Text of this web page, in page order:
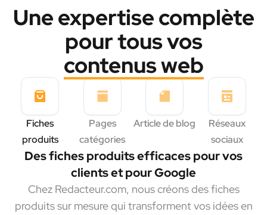
Une expertise complète
pour tous vos
contenus web
Fiches
produits
Pages
catégories
Article de blog
Réseaux
sociaux
Des fiches produits efficaces pour vos
clients et pour Google
Chez Redacteur.com, nous créons des fiches
produits sur mesure qui transforment vos idées en